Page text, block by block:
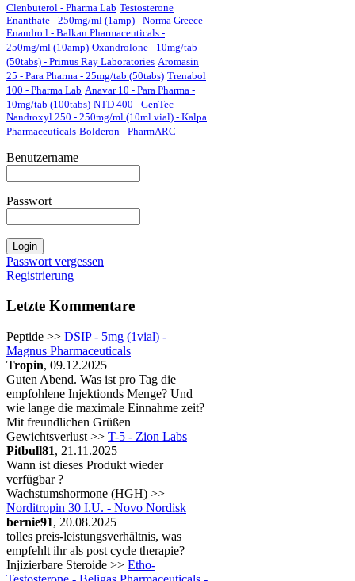
Clenbuterol - Pharma Lab Testosterone
Enanthate - 250mg/ml (1amp) - Norma Greece
Enandro l - Balkan Pharmaceuticals -
250mg/ml (10amp) Oxandrolone - 10mg/tab
(50tabs) - Primus Ray Laboratories Aromasin
25 - Para Pharma - 25mg/tab (50tabs) Trenabol
100 - Pharma Lab Anavar 10 - Para Pharma -
10mg/tab (100tabs) NTD 400 - GenTec
Nandroxyl 250 - 250mg/ml (10ml vial) - Kalpa
Pharmaceuticals Bolderon - PharmARC
Benutzername
Passwort
Passwort vergessen
Registrierung
Letzte Kommentare
Peptide >> DSIP - 5mg (1vial) -
Magnus Pharmaceuticals
Tropin, 09.12.2025
Guten Abend. Was ist pro Tag die
empfohlene Injektionds Menge? Und
wie lange die maximale Einnahme zeit?
Mit freundlichen Grüßen
Gewichtsverlust >> T-5 - Zion Labs
Pitbull81, 21.11.2025
Wann ist dieses Produkt wieder
verfügbar ?
Wachstumshormone (HGH) >>
Norditropin 30 I.U. - Novo Nordisk
bernie91, 20.08.2025
tolles preis-leistungsverhältnis, was
empfehlt ihr als post cycle therapie?
Injizierbare Steroide >> Etho-